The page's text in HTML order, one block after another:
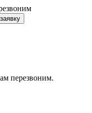
перезвоним.